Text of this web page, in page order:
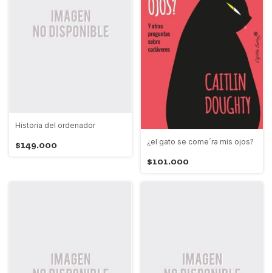
Historia del ordenador
$149.000 ¿el gato se come´ra mis ojos?
$101.000